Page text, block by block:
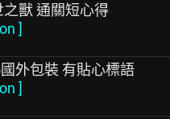
之獸 通關短心得
]
外包裝 有貼心標語
]